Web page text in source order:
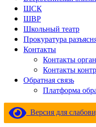
ШСК
ШВР
Школьный театр
Прокуратура
Контакты
Контакты
Контакты
Обратная связь
Платформа
Версия для